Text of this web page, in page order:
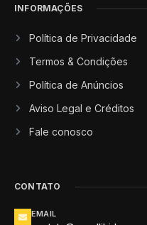
INFORMAÇÕES
Política de Privacidade
Termos & Condições
Política de Anúncios
Aviso Legal e Créditos
Fale conosco
CONTATO
EMAIL